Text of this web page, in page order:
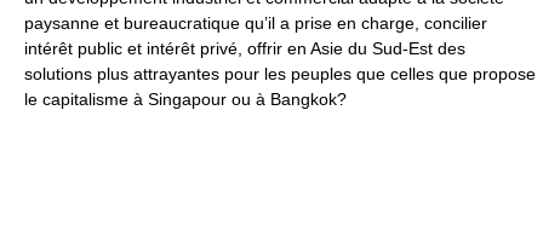
paysanne et bureaucratique qu’il a prise en charge, concilier
intérêt public et intérêt privé, offrir en Asie du Sud-Est des
solutions plus attrayantes pour les peuples que celles que propose
le capitalisme à Singapour ou à Bangkok?